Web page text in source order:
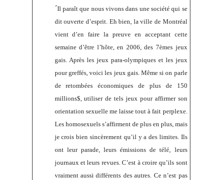
´Il paraît que nous vivons dans une société qui se
dit ouverte d’esprit. Eh bien, la ville de Montréal
vient d’en faire la preuve en acceptant cette
semaine d’être l’hôte, en 2006, des 7èmes jeux
gais. Après les jeux para-olympiques et les jeux
pour greffés, voici les jeux gais. Même si on parle
de retombées économiques de plus de 150
millions$, utiliser de tels jeux pour affirmer son
orientation sexuelle me laisse tout à fait perplexe.
Les homosexuels s’affirment de plus en plus, mais
je crois bien sincèrement qu’il y a des limites. Ils
ont leur parade, leurs émissions de télé, leurs
journaux et leurs revues. C’est à croire qu’ils sont
vraiment aussi différents des autres. Ce n’est pas